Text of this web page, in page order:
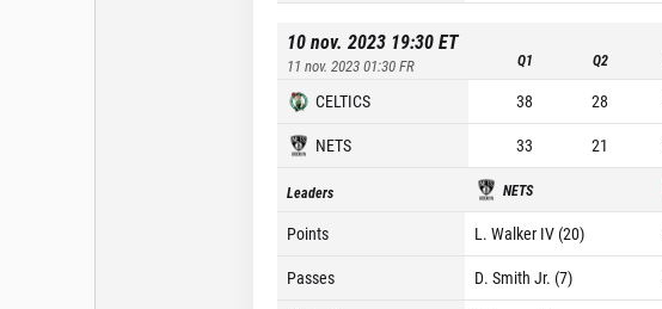
10 nov. 2023 19:30ET
11 nov. 2023 01:30FR Q1 Q2
CELTICS 38 28
NETS
33 21
Leaders NETS
Points L. Walker IV (20)
Passes
D. Smith Jr. (7)